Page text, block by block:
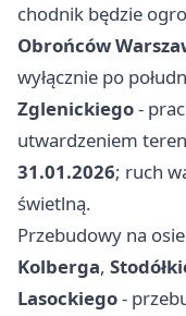
chodnik będzie
Obrońców
wyłącznie po
Zglenickiego-
utwardzeniem
31.01.2026; ruch
świetlną.
Przebudowy na
Kolberga,
Lasockiego-